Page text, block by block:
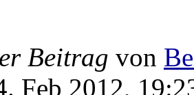
Beitrag von
Feb 2012,